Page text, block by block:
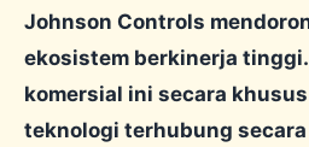
Johnson Controls
ekosistem berkinerja
komersial ini secara
teknologi terhubung